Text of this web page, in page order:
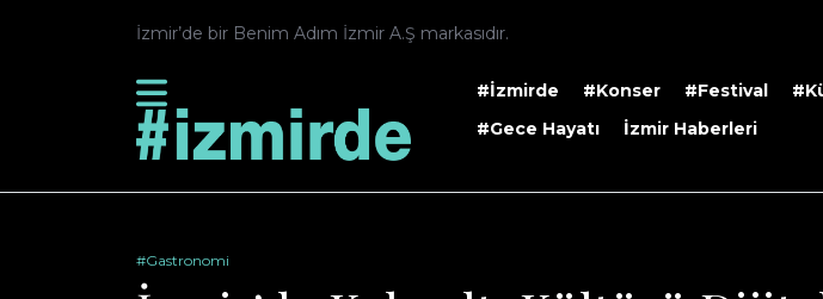
İzmir’de bir Benim Adım İzmir A.Ş markasıdır.
#İzmirde #Konser #Festival
#Gece Hayatı
İzmir Haberleri
#Gastronomi